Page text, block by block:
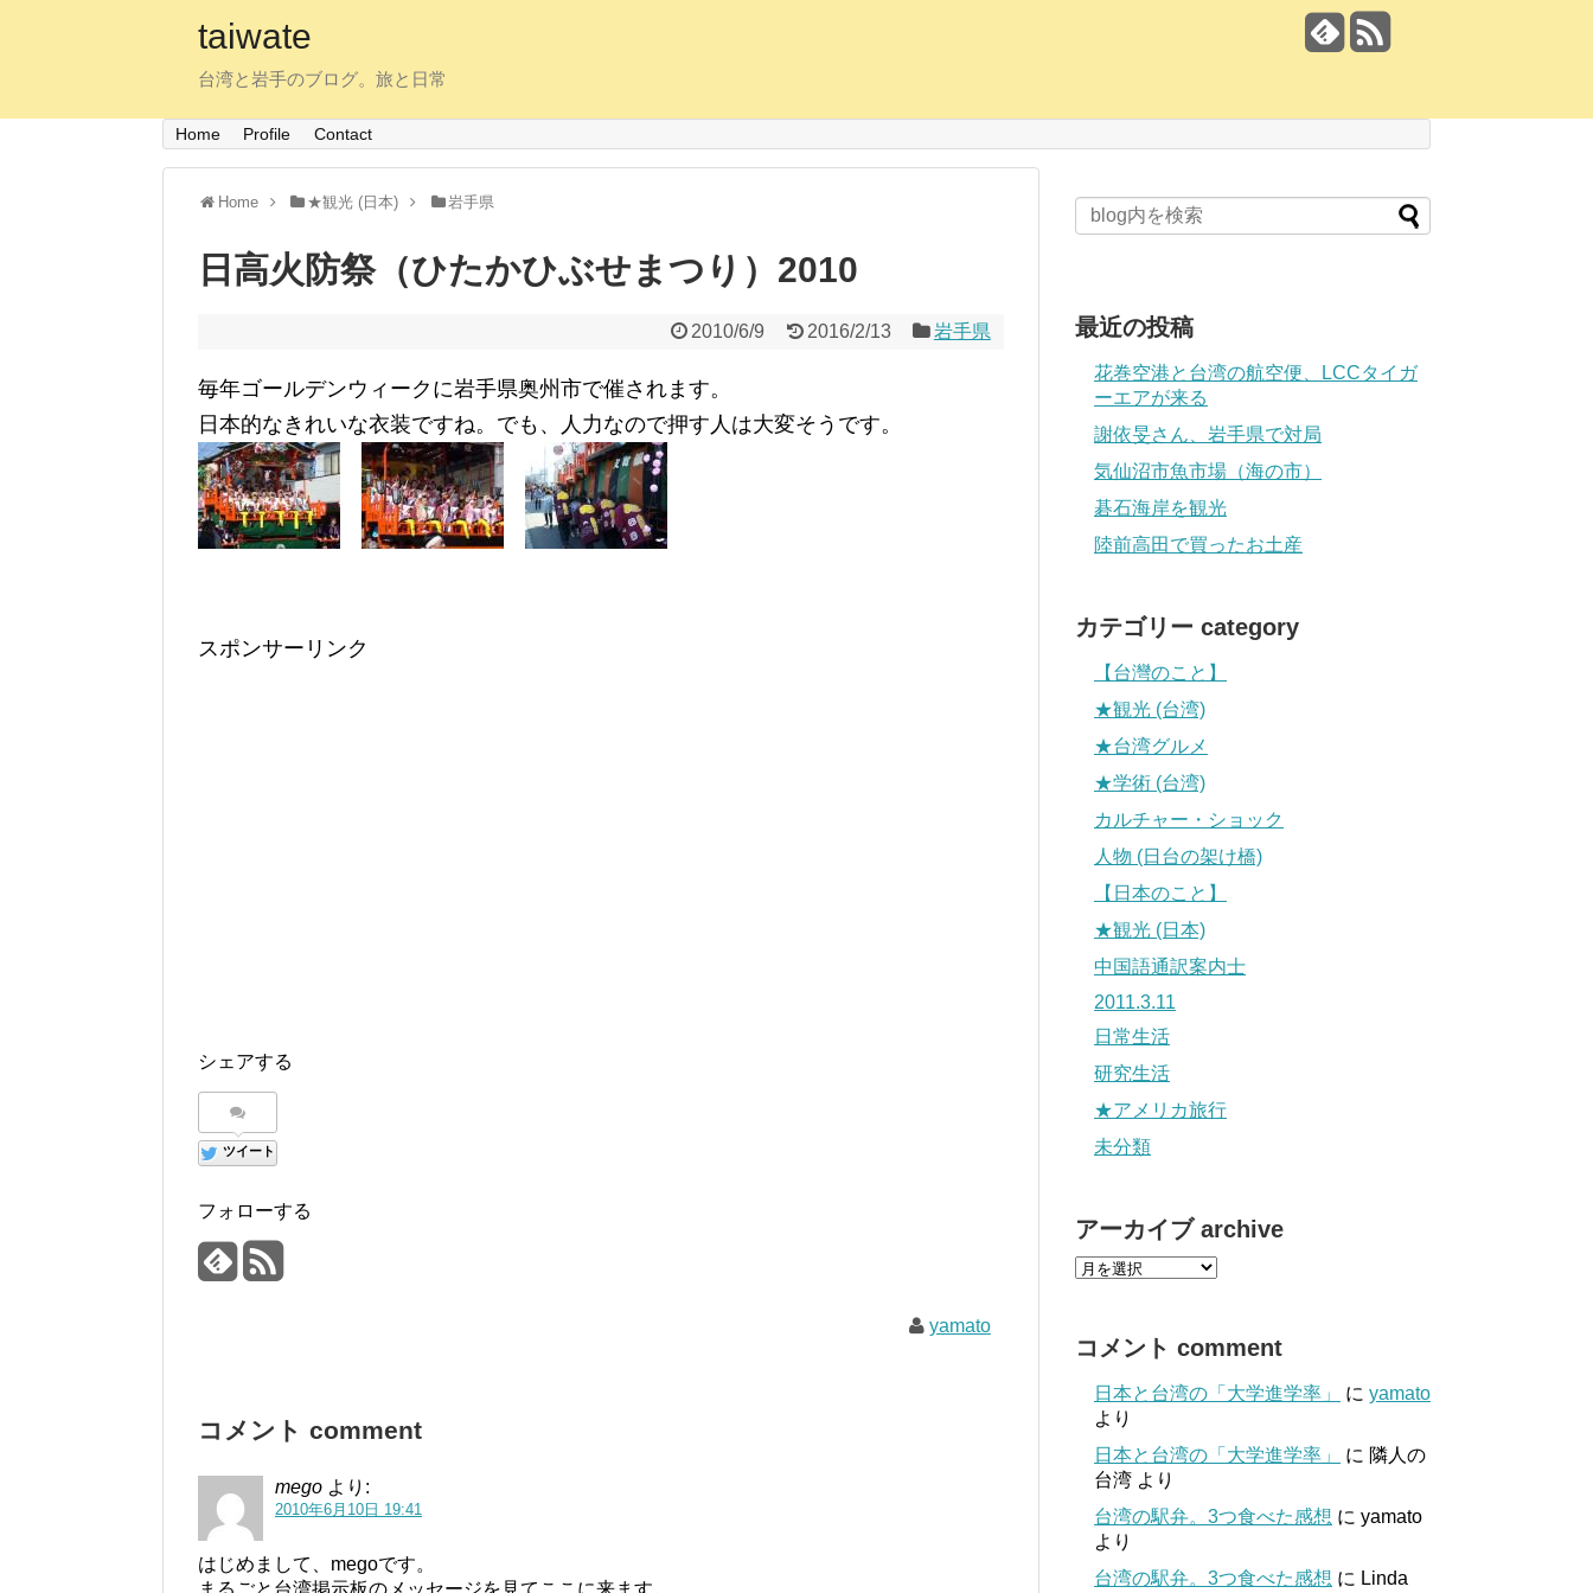
taiwate
台湾と岩手のブログ。旅と日常
Home Profile Contact
Home ★観光 (日本) 岩手県
日高火防祭（ひたかひぶせまつり）2010
2010/6/9 2016/2/13 岩手県
毎年ゴールデンウィークに岩手県奥州市で催されます。
日本的なきれいな衣装ですね。でも、人力なので押す人は大変そうです。
スポンサーリンク
シェアする
ツイート
フォローする
yamato
コメント comment
mego より:
2010年6月10日 19:41
はじめまして、megoです。
最近の投稿
花巻空港と台湾の航空便、LCCタイガ
ーエアが来る
謝依旻さん、岩手県で対局
気仙沼市魚市場（海の市）
碁石海岸を観光
陸前高田で買ったお土産
カテゴリー category
【台灣のこと】
★観光 (台湾)
★台湾グルメ
★学術 (台湾)
カルチャー・ショック
人物 (日台の架け橋)
【日本のこと】
★観光 (日本)
中国語通訳案内士
2011.3.11
日常生活
研究生活
★アメリカ旅行
未分類
アーカイブ archive
コメント comment
日本と台湾の「大学進学率」 に yamato
より
日本と台湾の「大学進学率」
に 隣人の
台湾 より
台湾の駅弁。3つ食べた感想 に yamato
より
台湾の駅弁。3つ食べた感想 に Linda